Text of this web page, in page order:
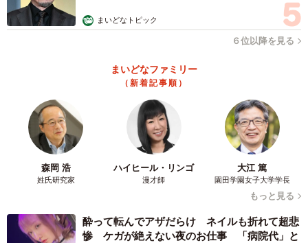
まいどなトピック
６位以降を見る
まいどなファミリー
（新着記事順）
森岡 浩
姓氏研究家
ハイヒール・リンゴ
漫才師
大江 篤
園田学園女子大学学長
もっと見る
酔って転んでアザだらけ ネイルも折れて超悲
惨 ケガが絶えない夜のお仕事 「病院代」と